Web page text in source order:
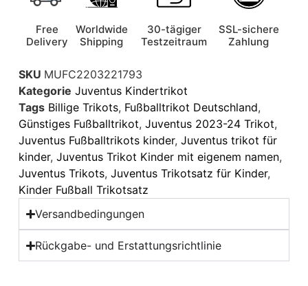
Free
Delivery
Worldwide
Shipping
30-tägiger
Testzeitraum
SSL-sichere
Zahlung
SKU MUFC2203221793
Kategorie Juventus Kindertrikot
Tags Billige Trikots, Fußballtrikot Deutschland,
Günstiges Fußballtrikot, Juventus 2023-24 Trikot,
Juventus Fußballtrikots kinder, Juventus trikot für
kinder, Juventus Trikot Kinder mit eigenem namen,
Juventus Trikots, Juventus Trikotsatz für Kinder,
Kinder Fußball Trikotsatz
Versandbedingungen
Rückgabe- und Erstattungsrichtlinie